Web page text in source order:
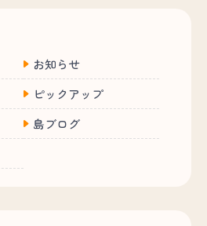
お知らせ
ピックアップ
島ブログ